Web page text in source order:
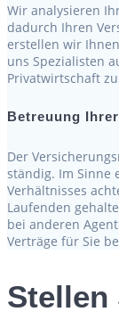
Wir analysieren
dadurch Ihren
erstellen wir
uns Spezialisten
Privatwirtschaft
Betreuung
Der
ständig. Im Sinne
Verhältnisses
Laufenden
bei anderen
Verträge für Sie
Stellen